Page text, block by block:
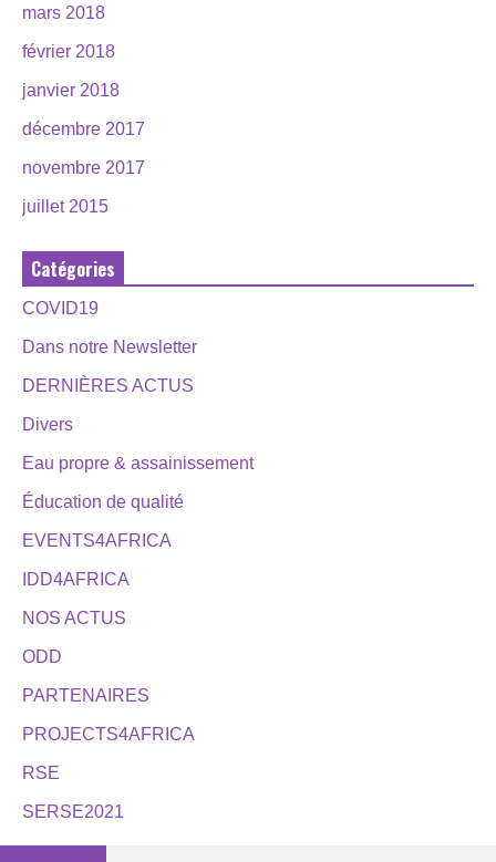
mars 2018
février 2018
janvier 2018
décembre 2017
novembre 2017
juillet 2015
Catégories
COVID19
Dans notre Newsletter
DERNIÈRES ACTUS
Divers
Eau propre & assainissement
Éducation de qualité
EVENTS4AFRICA
IDD4AFRICA
NOS ACTUS
ODD
PARTENAIRES
PROJECTS4AFRICA
RSE
SERSE2021